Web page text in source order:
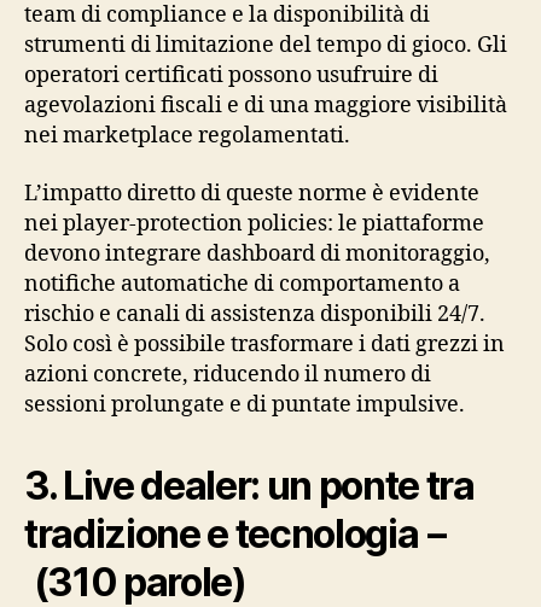
team di compliance e la disponibilità di
strumenti di limitazione del tempo di gioco. Gli
operatori certificati possono usufruire di
agevolazioni fiscali e di una maggiore visibilità
nei marketplace regolamentati.
L’impatto diretto di queste norme è evidente
nei player‑protection policies: le piattaforme
devono integrare dashboard di monitoraggio,
notifiche automatiche di comportamento a
rischio e canali di assistenza disponibili 24/7.
Solo così è possibile trasformare i dati grezzi in
azioni concrete, riducendo il numero di
sessioni prolungate e di puntate impulsive.
3. Live dealer: un ponte tra
tradizione e tecnologia –
(310 parole)